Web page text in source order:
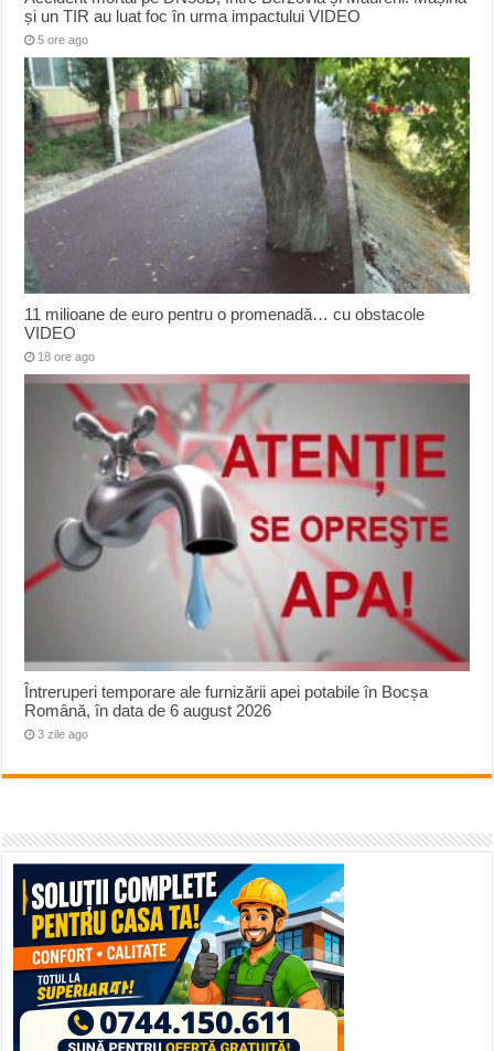
și un TIR au luat foc în urma impactului VIDEO
5 ore ago
11 milioane de euro pentru o promenadă… cu obstacole
VIDEO
18 ore ago
Întreruperi temporare ale furnizării apei potabile în Bocșa
Română, în data de 6 august 2026
3 zile ago